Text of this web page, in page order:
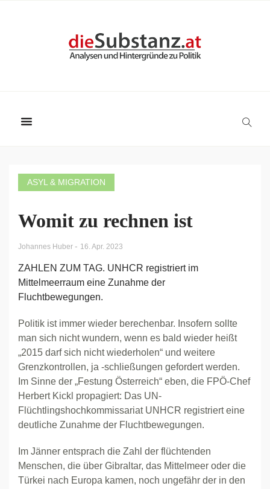
ASYL & MIGRATION
Womit zu rechnen ist
Johannes Huber - 16. Apr. 2023
ZAHLEN ZUM TAG. UNHCR registriert im
Mittelmeerraum eine Zunahme der
Fluchtbewegungen.
Politik ist immer wieder berechenbar. Insofern sollte
man sich nicht wundern, wenn es bald wieder heißt
„2015 darf sich nicht wiederholen“ und weitere
Grenzkontrollen, ja -schließungen gefordert werden.
Im Sinne der „Festung Österreich“ eben, die FPÖ-Chef
Herbert Kickl propagiert: Das UN-
Flüchtlingshochkommissariat UNHCR registriert eine
deutliche Zunahme der Fluchtbewegungen.
Im Jänner entsprach die Zahl der flüchtenden
Menschen, die über Gibraltar, das Mittelmeer oder die
Türkei nach Europa kamen, noch ungefähr der in den